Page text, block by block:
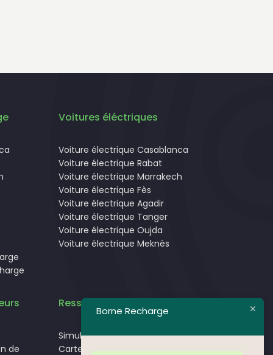
Voitures éléctriques
Voiture électrique Casablanca
Voiture électrique Rabat
Voiture électrique Marrakech
Voiture électrique Fès
Voiture électrique Agadir
Voiture électrique Tanger
Voiture électrique Oujda
Voiture électrique Meknès
de
Ressources
Simulateur de temps de charge.
Carte des bornes de recharge pour
Borne Recharge